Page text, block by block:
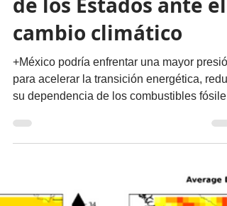
21 may
3 min de lectura
Nuestro Planeta
Refuerza la ONU las
obligaciones legales
de los Estados ante el
cambio climático
+México podría enfrentar una mayor
para acelerar la transición energética,